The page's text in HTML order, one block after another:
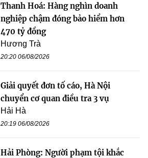
Thanh Hoá: Hàng nghìn doanh
nghiệp chậm đóng bảo hiểm hơn
470 tỷ đồng
Hương Trà
20:20 06/08/2026
Giải quyết đơn tố cáo, Hà Nội
chuyển cơ quan điều tra 3 vụ
Hải Hà
20:19 06/08/2026
Hải Phòng: Người phạm tội khắc